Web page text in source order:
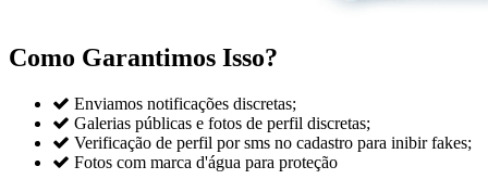
Como Garantimos Isso?
 Enviamos notificações discretas;
 Galerias públicas e fotos de perfil discretas;
 Verificação de perfil por sms no cadastro para inibir fakes;
 Fotos com marca d'água para proteção